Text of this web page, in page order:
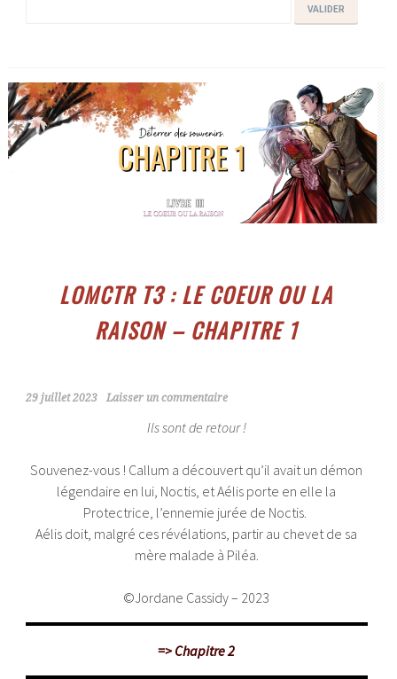
LOMCTR T3 : LE COEUR OU LA
RAISON – CHAPITRE 1
29 juillet 2023 Laisser un commentaire
Ils sont de retour !
Souvenez-vous ! Callum a découvert qu’il avait un démon
légendaire en lui, Noctis, et Aélis porte en elle la
Protectrice, l’ennemie jurée de Noctis.
Aélis doit, malgré ces révélations, partir au chevet de sa
mère malade à Piléa.
©Jordane Cassidy – 2023
=> Chapitre 2